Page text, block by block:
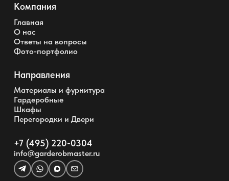
Компания
Главная
О нас
Ответы на вопросы
Фото-портфолио
Направления
Материалы и фурнитура
Гардеробные
Шкафы
Перегородки и Двери
+7 (495) 220-0304
info@garderobmaster.ru